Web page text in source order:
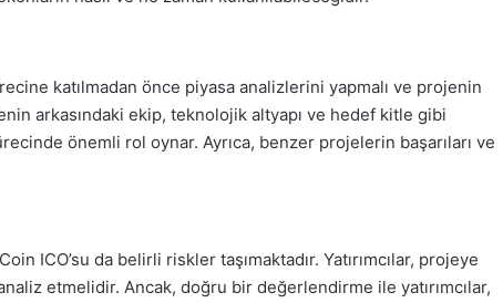
katılmadan önce piyasa analizlerini yapmalı ve projenin
arkasındaki ekip, teknolojik altyapı ve hedef kitle gibi
önemli rol oynar. Ayrıca, benzer projelerin başarıları ve
ICO’su da belirli riskler taşımaktadır. Yatırımcılar, projeye
etmelidir. Ancak, doğru bir değerlendirme ile yatırımcılar,